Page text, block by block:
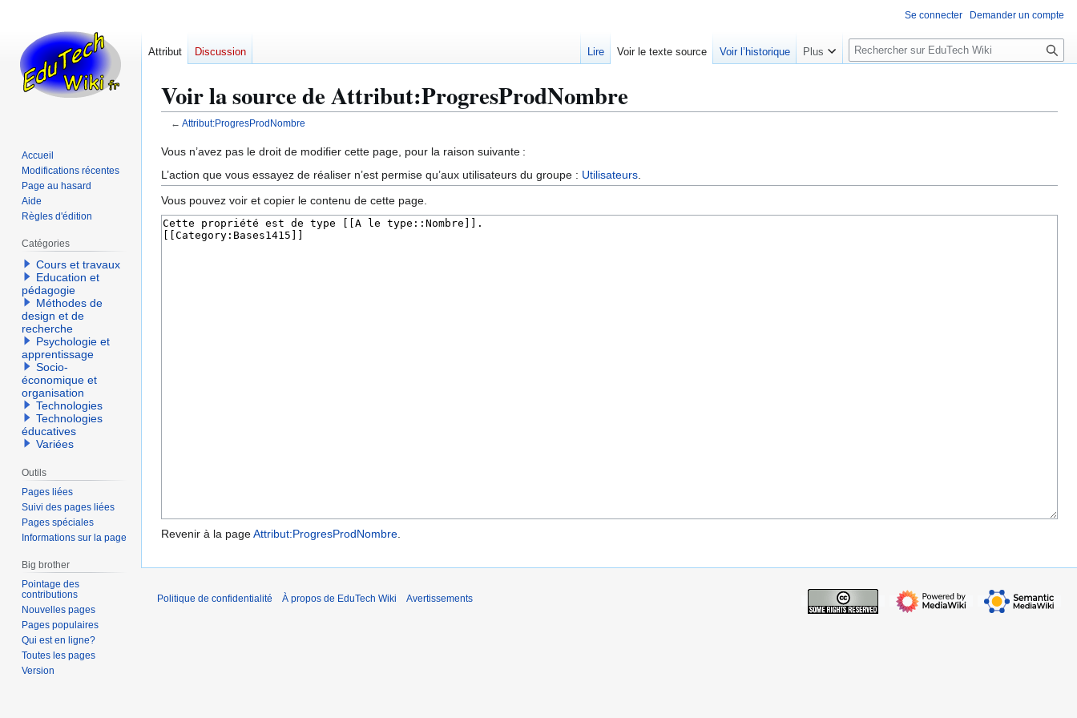
Voir la source de Attribut:ProgresProdNombre
← Attribut:ProgresProdNombre
Aller
à
la
navigation
Aller
à
la
recherche
Vous n’avez pas le droit de modifier cette page, pour la raison suivante :
L’action que vous essayez de réaliser n’est permise qu’aux utilisateurs du groupe : Utilisateurs
Vous pouvez voir et copier le contenu de cette page.
Revenir à la pageAttribut:ProgresProdNombre
Se connecter Demander un compte
Attribut Discussion Lire Voir le texte source Voir l’historique Plus
R
e
e
r
Accueil
Modifications récentes
Page au hasard
Aide
Règles d'édition
Catégories
Cours et travaux
Education et
pédagogie
Méthodes de
design et de
recherche
Psychologie et
apprentissage
Socio-
économique et
organisation
Technologies
Technologies
éducatives
Variées
Outils
Pages liées
Suivi des pages liées
Pages spéciales
Informations sur la page
Big brother
Pointage des
contributions
Nouvelles pages
Pages populaires
Qui est en ligne?
Toutes les pages
Version
Politique de confidentialité À propos de EduTech Wiki Avertissements